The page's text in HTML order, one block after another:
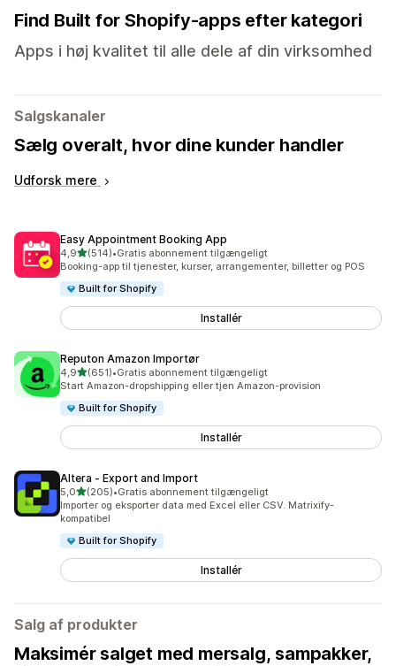
Find Built for Shopify-apps efter kategori
Apps i høj kvalitet til alle dele af din virksomhed
Salgskanaler
Sælg overalt, hvor dine kunder handler
Udforsk mere
Easy Appointment Booking App
4,9ud af 5 stjerner
(514)
514 anmeldelser i alt
•Gratis abonnement tilgængeligt
Booking-app til tjenester, kurser, arrangementer, billetter og POS
Built for Shopify
Installér
Reputon Amazon Importør
4,9ud af 5 stjerner
(651)
651 anmeldelser i alt
•Gratis abonnement tilgængeligt
Start Amazon-dropshipping eller tjen Amazon-provision
Built for Shopify
Installér
Altera ‑ Export and Import
5,0ud af 5 stjerner
(205)
205 anmeldelser i alt
•Gratis abonnement tilgængeligt
Importer og eksporter data med Excel eller CSV. Matrixify-
kompatibel
Built for Shopify
Installér
Salg af produkter
Maksimér salget med mersalg, sampakker,